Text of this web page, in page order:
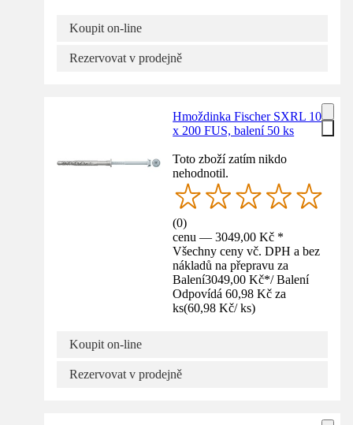
Koupit on-line
Rezervovat v prodejně
Hmoždinka Fischer SXRL 10
x 200 FUS, balení 50 ks
Toto zboží zatím nikdo
nehodnotil.
(0)
cenu — 3049,00 Kč *
Všechny ceny vč. DPH a bez
nákladů na přepravu za
Balení3049,00 Kč*/ Balení
Odpovídá 60,98 Kč za
ks(60,98 Kč/ ks)
Koupit on-line
Rezervovat v prodejně